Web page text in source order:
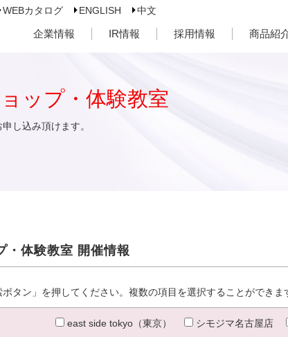
WEBカタログ ENGLISH 中文
企業情報 IR情報 採用情報 商品紹
ップ・体験教室
し込み頂けます。
・体験教室 開催情報
タン」を押してください。複数の項目を選択することができま
east side tokyo（東京） シモジマ名古屋店